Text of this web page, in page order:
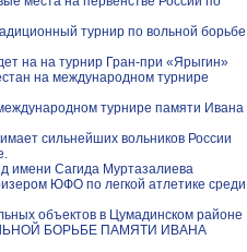
турнир по вольной борьбе
на на турнир Гран-при «Ярыгин»
на международном турнире
турнире памяти Ивана
сильнейших вольников России
имени Сагида Муртазалиева
ЮФО по легкой атлетике среди
объектов в Цумадинском районe
БОРЬБЕ ПАМЯТИ ИВАНА